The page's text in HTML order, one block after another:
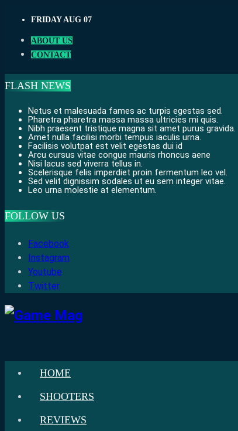
content
FRIDAY AUG 07
ABOUT US
CONTACT
FLASH NEWS
Netus et malesuada fames ac turpis egestas sed.
Pharetra pharetra massa massa ultricies mi quis.
Nibh praesent tristique magna sit amet purus gravida.
Amet nulla facilisi morbi tempus iaculis urna.
Facilisis volutpat est velit egestas dui id
Arcu cursus vitae congue mauris rhoncus aene
Nisi lacus sed viverra tellus in.
Scelerisque felis imperdiet proin fermentum leo vel.
Sed velit dignissim sodales ut eu sem integer vitae.
Leo urna molestie at elementum.
FOLLOW US
Facebook
Instagram
Youtube
Twitter
HOME
SHOOTERS
REVIEWS